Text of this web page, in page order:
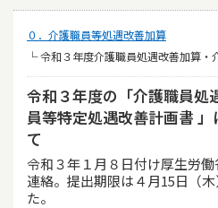
０．介護職員等処遇改善加算
└ 令和３年度介護職員処遇改善加算・
令和３年度の「介護職員処
員等特定処遇改善計画書
て
令和３年１月８日付け厚生労
連絡。提出期限は４月15日（
た。